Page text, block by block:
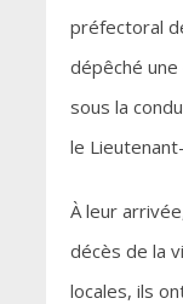
préfectoral
dépêché
sous la
le
À leur
décès de la
locales, ils